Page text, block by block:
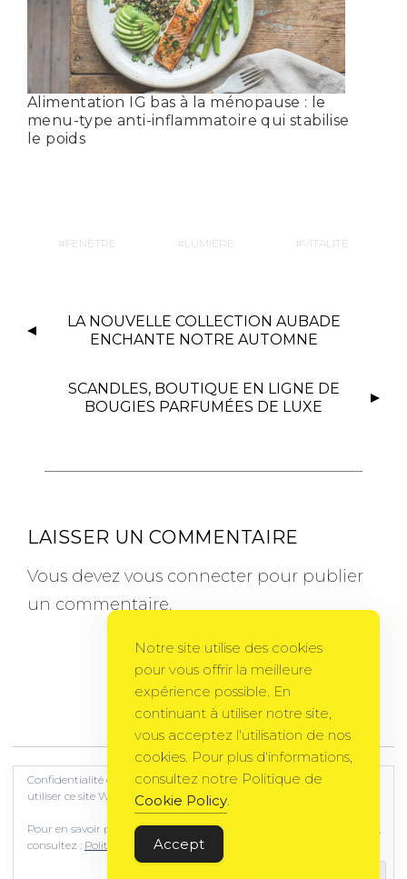
Alimentation IG bas à la ménopause : le
menu-type anti-inflammatoire qui stabilise
le poids
FENÊTRE LUMIÈRE VITALITÉ
LA NOUVELLE COLLECTION AUBADE
ENCHANTE NOTRE AUTOMNE
SCANDLES, BOUTIQUE EN LIGNE DE
BOUGIES PARFUMÉES DE LUXE
LAISSER UN COMMENTAIRE
Vous devez vous connecter pour publier
un commentaire.
Gema Theme by PixelGrade
Notre site utilise des cookies
pour vous offrir la meilleure
expérience possible. En
continuant à utiliser notre site,
vous acceptez l'utilisation de nos
cookies. Pour plus d'informations,
consultez notre Politique de
Cookie Policy.
Accept
Confidentialité et cookies : ce site utilise des cookies. En continuant à
utiliser ce site Web, vous acceptez leur utilisation.
Pour en savoir plus, notamment sur la façon de contrôler les cookies,
consultez : Politique relative aux cookies